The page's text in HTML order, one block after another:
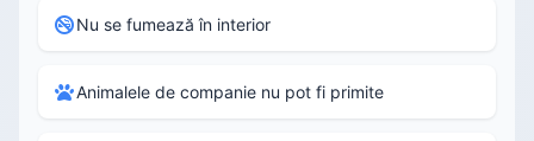
Nu se fumează în interior
Animalele de companie nu pot fi primite